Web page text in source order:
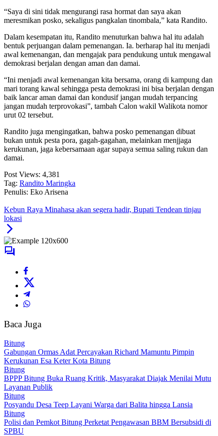
“Saya di sini tidak mengurangi rasa hormat dan saya akan
meresmikan posko, sekaligus pangkalan tinombala,” kata Randito.
Dalam kesempatan itu, Randito menuturkan bahwa hal itu adalah
bentuk perjuangan dalam pemenangan. Ia. berharap hal itu menjadi
awal kemenangan, dan mengajak para pendukung untuk mengawal
demokrasi berjalan dengan aman dan damai.
“Ini menjadi awal kemenangan kita bersama, orang di kampung dan
mari torang kawal sehingga pesta demokrasi ini bisa berjalan dengan
baik lancar aman damai dan kondusif jangan mudah terpancing
jangan mudah terprovokasi”, tambah Calon wakil Walikota nomor
urut 02 tersebut.
Randito juga mengingatkan, bahwa posko pemenangan dibuat
bukan untuk pesta pora, gagah-gagahan, melainkan menjjaga
kerukunan, jaga kebersamaan agar supaya semua saling rukun dan
damai.
Post Views: 4,381
Tag: Randito Maringka
Penulis: Eko Arisena
Kebun Raya Minahasa akan segera hadir, Bupati Tendean tinjau
lokasi
Baca Juga
Bitung
Gabungan Ormas Adat Percayakan Richard Mamuntu Pimpin
Kerukunan Esa Keter Kota Bitung
Bitung
BPPP Bitung Buka Ruang Kritik, Masyarakat Diajak Menilai Mutu
Layanan Publik
Bitung
Posyandu Desa Teep Layani Warga dari Balita hingga Lansia
Bitung
Polisi dan Pemkot Bitung Perketat Pengawasan BBM Bersubsidi di
SPBU